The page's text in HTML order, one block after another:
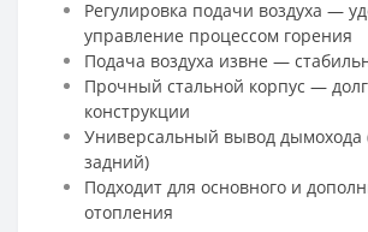
Регулировка подачи воздуха —
управление процессом горения
Подача воздуха извне —
Прочный стальной корпус —
конструкции
Универсальный вывод дымохода
задний)
Подходит для основного и
отопления